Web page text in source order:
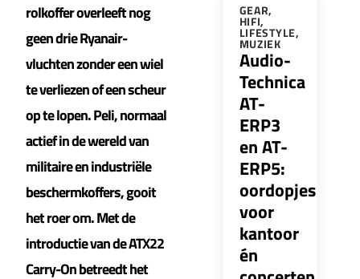
rolkoffer overleeft nog
geen drie Ryanair-
vluchten zonder een wiel
te verliezen of een scheur
op te lopen. Peli, normaal
actief in de wereld van
militaire en industriële
beschermkoffers, gooit
het roer om. Met de
introductie van de ATX22
Carry-On betreedt het
GEAR,
HIFI,
LIFESTYLE,
MUZIEK
Audio-
Technica
AT-
ERP3
en AT-
ERP5:
oordopjes
voor
kantoor
én